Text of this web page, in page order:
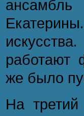
работают
же было
На